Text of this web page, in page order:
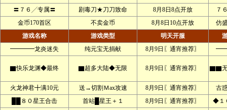
〓７６╱专属〓
剧毒刀★刀刀致命 8月8日8点开放
７
金币170首区
不卖金币 8月8日10点开放
仿
游戏名称
游戏类型 明天开服
━━━━龙炎迷失
纯元宝无捐献 8月9日〖通宵推荐〗 ━━
▇快乐龙渊◆最终 ▇超多大陆◆无限 8月9日〖通宵推荐〗 ▇▇
火龙神君╋满10元 送→切割Ｍax攻速 8月9日〖通宵推荐〗
古
██８０星王合击
首站█星王＋１ 8月9日〖通宵推荐〗
◆１